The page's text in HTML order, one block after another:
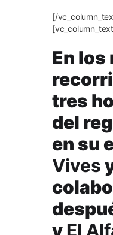
[/
En
tres
del
en su
Vives
yEl